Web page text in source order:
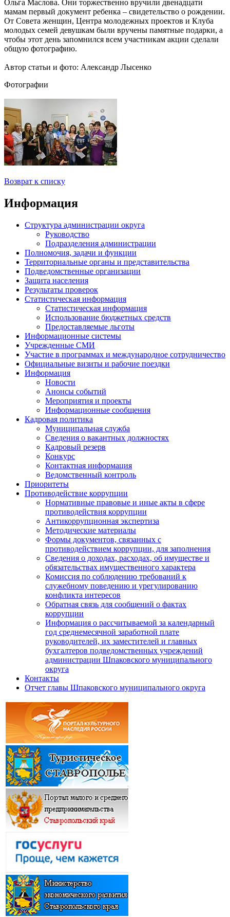
Ольга Маслова. Они торжественно вручили двенадцати
мамам первый документ ребенка – свидетельство о рождении.
От Совета женщин, Центра молодежных проектов и Клуба
молодых семей девушкам были вручены памятные подарки, а
чтобы этот день запомнился всем участникам акции сделали
общую фотографию.
Автор статьи и фото: Александр Лысенко
Фотографии
Возврат к списку
Информация
Структура администрации округа
Руководство
Подразделения администрации
Полномочия, задачи и функции
Территориальные органы и представительства
Подведомственные организации
Защита населения
Результаты проверок
Статистическая информация
Статистическая информация
Использование бюджетных средств
Предоставляемые льготы
Информационные системы
Учрежденные СМИ
Участие в программах и международное сотрудничество
Официальные визиты и рабочие поездки
Информация
Новости
Анонсы событий
Мероприятия и проекты
Информационные сообщения
Кадровая политика
Муниципальная служба
Сведения о вакантных должностях
Кадровый резерв
Конкурс
Контактная информация
Ведомственный контроль
Приоритеты
Противодействие коррупции
Нормативные правовые и иные акты в сфере
противодействия коррупции
Антикоррупционная экспертиза
Методические материалы
Формы документов, связанных с
противодействием коррупции, для заполнения
Сведения о доходах, расходах, об имуществе и
обязательствах имущественного характера
Комиссия по соблюдению требований к
служебному поведению и урегулированию
конфликта интересов
Обратная связь для сообщений о фактах
коррупции
Информация о рассчитываемой за календарный
год среднемесячной заработной плате
руководителей, их заместителей и главных
бухгалтеров подведомственных учреждений
администрации Шпаковского муниципального
округа
Контакты
Отчет главы Шпаковского муниципального округа